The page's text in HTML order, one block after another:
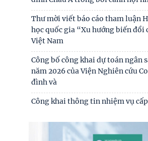
Biến đổi chức năng kinh tế và
gia đình có người di cư lao động
Thư mời viết báo cáo tham luận
học quốc gia “Xu hướng biến đổi
Việt Nam
Công bố công khai dự toán ngân
năm 2026 của Viện Nghiên cứu
đình và
Công khai thông tin nhiệm vụ cấp
Thư mời viết bài hội thảo khoa
về nghiên cứu con người “NÂNG